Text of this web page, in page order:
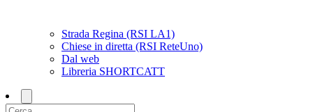
Strada Regina (RSI LA1)
Chiese in diretta (RSI ReteUno)
Dal web
Libreria SHORTCATT